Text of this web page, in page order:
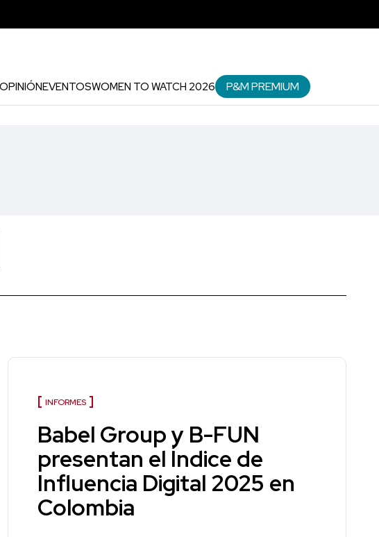
OPINIÓNEVENTOSWOMEN TO WATCH 2026 P&M PREMIUM
INFORMES
Babel Group y B-FUN
presentan el Índice de
Influencia Digital 2025 en
Colombia